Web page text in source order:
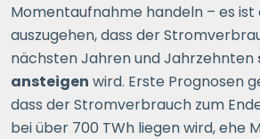
Momentaufnahme handeln – es ist
auszugehen, dass der
nächsten Jahren und Jahrzehnten
ansteigen wird. Erste Prognosen
dass der Stromverbrauch zum
bei über 700 TWh liegen wird, ehe